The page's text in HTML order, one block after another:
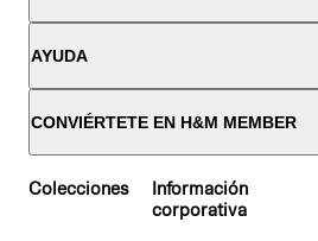
AYUDA
CONVIÉRTETE EN H&M MEMBER
Colecciones
Información
corporativa